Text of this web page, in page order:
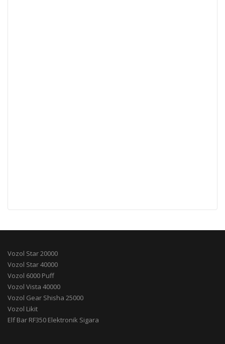
Vozol Star 20000
Vozol Star 40000
Vozol 6000 Puff
Vozol Vista 40000
Vozol Gear Shisha 25000
Vozol Likit
Elf Bar RF350 Elektronik Sigara